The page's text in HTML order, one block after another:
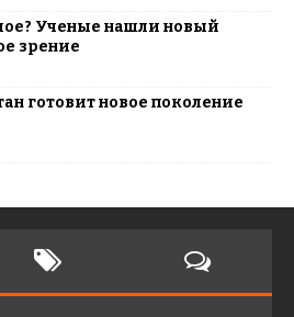
Ученые нашли новый
зрение
готовит новое поколение